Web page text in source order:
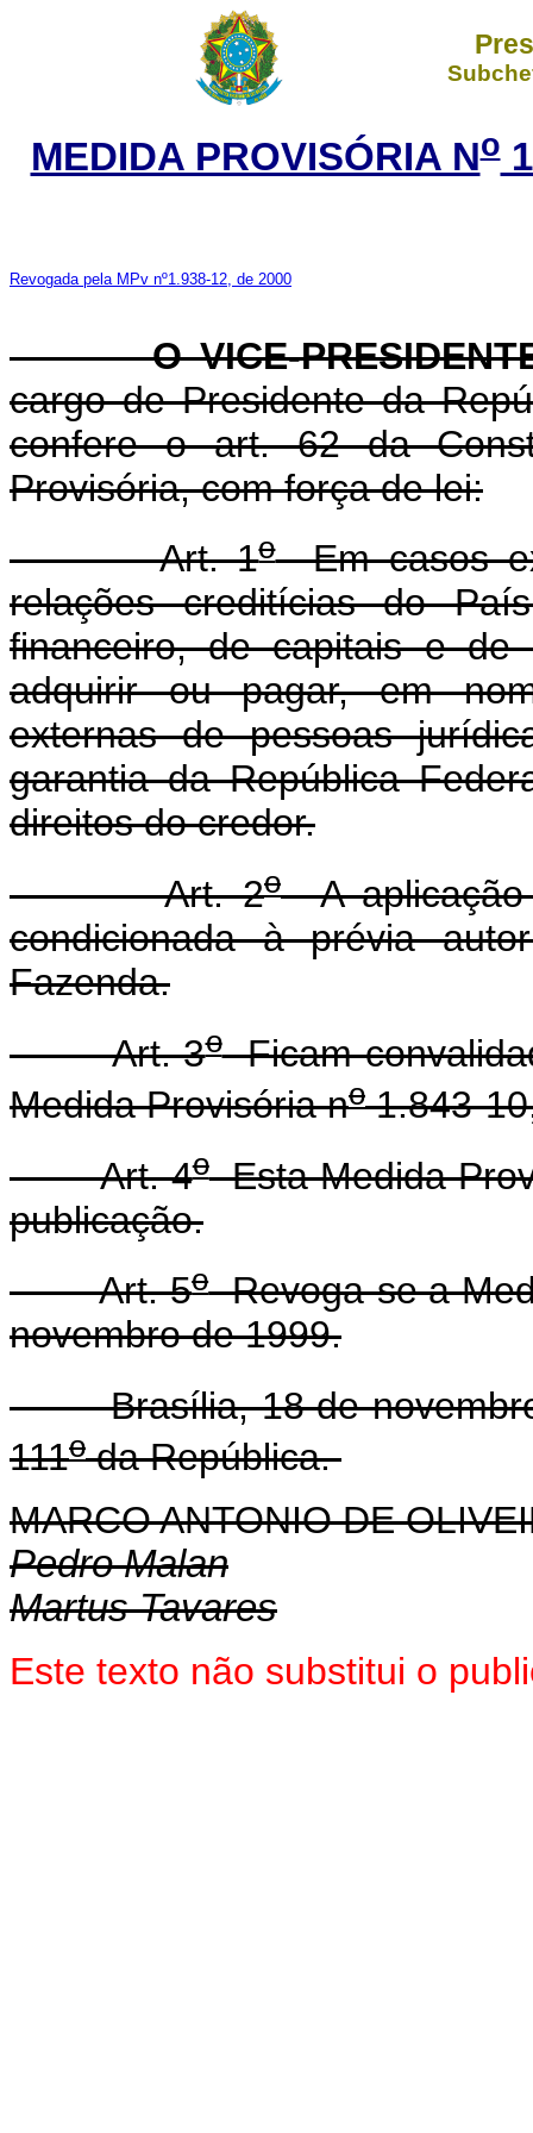
MEDIDA PROVISÓRIA No
Revogada pela MPv nº1.938-12, de 2000
O VICE-PRESIDENTE
cargo de Presidente da
confere o art. 62 da
Provisória, com força de lei:
Art. 1oEm casos
relações creditícias do
financeiro, de capitais e
adquirir ou pagar, em
externas de pessoas
garantia da República
direitos do credor.
Art. 2oA aplicação
condicionada à prévia
Fazenda.
Art. 3oFicam
Medida Provisória no1.843-
Art. 4oEsta Medida
publicação.
Art. 5oRevoga-se a
novembro de 1999.
Brasília, 18 de novembro
111oda República.
MARCO ANTONIO DE
Pedro Malan
Martus Tavares
Este texto não substitui o